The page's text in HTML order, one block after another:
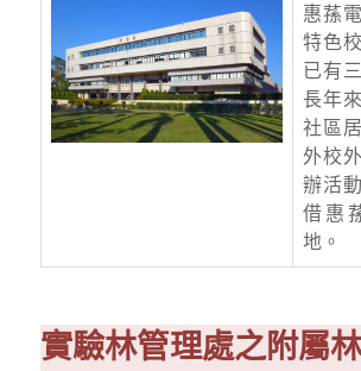
惠蓀
特色
已有
長年
社區
外校
辦活
借惠
地。
實驗林管理處之附屬